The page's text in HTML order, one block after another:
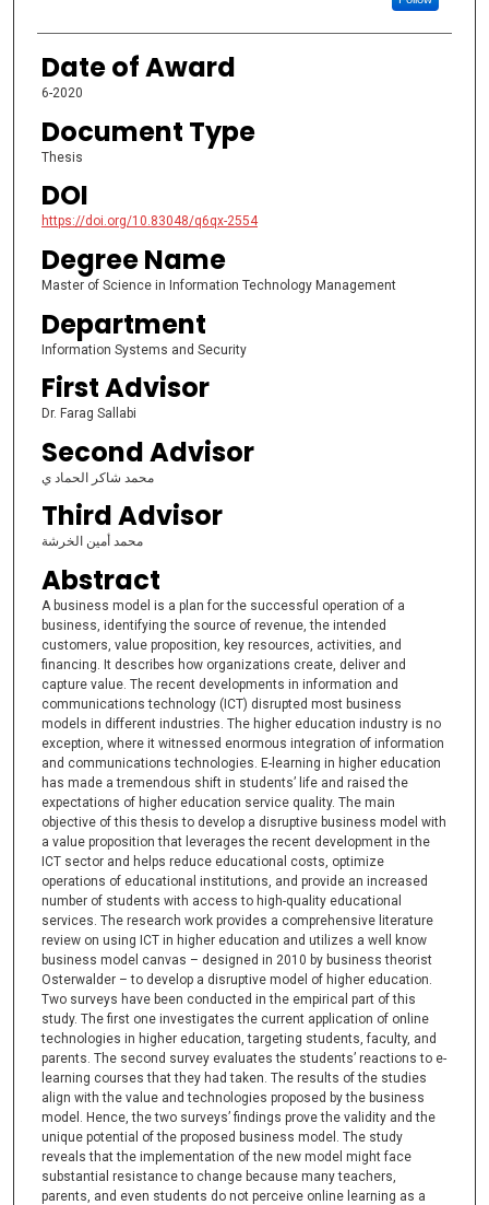
Date of Award
6-2020
Document Type
Thesis
DOI
https://doi.org/10.83048/q6qx-2554
Degree Name
Master of Science in Information Technology Management
Department
Information Systems and Security
First Advisor
Dr. Farag Sallabi
Second Advisor
محمد شاكر الحماد ي
Third Advisor
محمد أمين الخرشة
Abstract
A business model is a plan for the successful operation of a
business, identifying the source of revenue, the intended
customers, value proposition, key resources, activities, and
financing. It describes how organizations create, deliver and
capture value. The recent developments in information and
communications technology (ICT) disrupted most business
models in different industries. The higher education industry is no
exception, where it witnessed enormous integration of information
and communications technologies. E-learning in higher education
has made a tremendous shift in students’ life and raised the
expectations of higher education service quality. The main
objective of this thesis to develop a disruptive business model with
a value proposition that leverages the recent development in the
ICT sector and helps reduce educational costs, optimize
operations of educational institutions, and provide an increased
number of students with access to high-quality educational
services. The research work provides a comprehensive literature
review on using ICT in higher education and utilizes a well know
business model canvas – designed in 2010 by business theorist
Osterwalder – to develop a disruptive model of higher education.
Two surveys have been conducted in the empirical part of this
study. The first one investigates the current application of online
technologies in higher education, targeting students, faculty, and
parents. The second survey evaluates the students’ reactions to e-
learning courses that they had taken. The results of the studies
align with the value and technologies proposed by the business
model. Hence, the two surveys’ findings prove the validity and the
unique potential of the proposed business model. The study
reveals that the implementation of the new model might face
substantial resistance to change because many teachers,
parents, and even students do not perceive online learning as a